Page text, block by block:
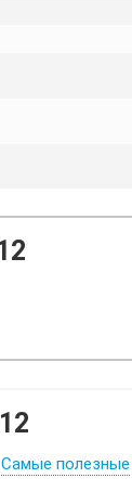
Самые полезные